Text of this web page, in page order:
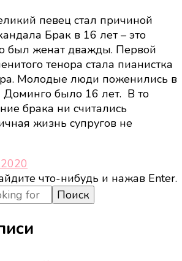
певец стал причиной
Брак в 16 лет – это
был женат дважды. Первой
тенора стала пианистка
Молодые люди поженились в
Доминго было 16 лет. В то
брака ни считались
жизнь супругов не
что-нибудь и нажав Enter.